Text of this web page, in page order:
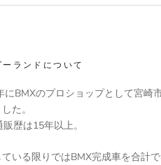
ーランドについて
にBMXのプロショップとして宮崎
た。
歴は15年以上。
いる限りではBMX完成車を合計